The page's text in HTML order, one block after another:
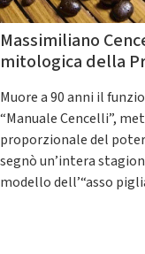
Massimiliano
mitologica della
Muore a 90 anni il
“Manuale Cencelli”,
proporzionale del
segnò un’intera
modello dell’“asso